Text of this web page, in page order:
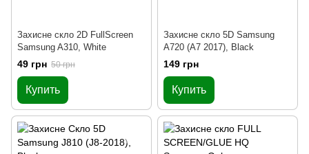
Захисне скло 2D FullScreen
Samsung A310, White
49 грн 50 грн
Купить
Захисне скло 5D Samsung
A720 (A7 2017), Black
149 грн
Купить